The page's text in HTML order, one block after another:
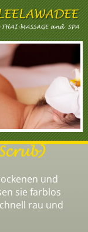
und
sie farblos
rau und